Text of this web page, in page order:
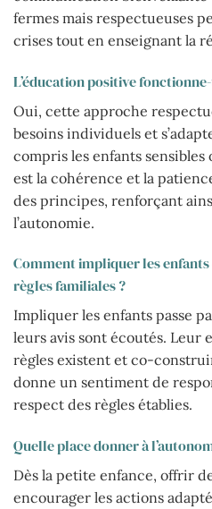
fermes mais respectueuses
crises tout en enseignant la
L’éducation positive
Oui, cette approche
besoins individuels et
compris les enfants sensibles
est la cohérence et la
des principes, renforçant
l’autonomie.
Comment impliquer les enfants
règles familiales ?
Impliquer les enfants passe
leurs avis sont écoutés. Leur
règles existent et co-
donne un sentiment de
respect des règles établies.
Quelle place donner à
Dès la petite enfance, offrir
encourager les actions